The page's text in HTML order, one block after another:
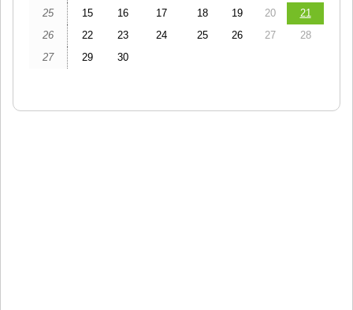
25
15 16 17 18 19 20
21
26
22 23 24 25 26 27
28
27
29 30